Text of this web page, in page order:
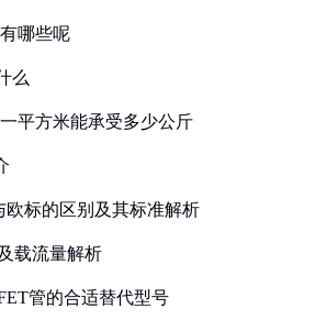
哪些呢
么
平方米能承受多少公斤
欧标的区别及其标准解析
载流量解析
管的合适替代型号